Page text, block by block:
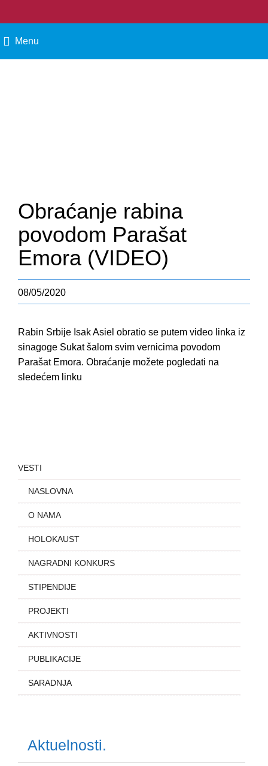
Menu
VESTI
NASLOVNA
O NAMA
HOLOKAUST
NAGRADNI KONKURS
STIPENDIJE
PROJEKTI
AKTIVNOSTI
PUBLIKACIJE
SARADNJA
Aktuelnosti.
Obraćanje rabina
povodom Parašat
Emora (VIDEO)
08/05/2020
Rabin Srbije Isak Asiel obratio se putem video linka iz
sinagoge Sukat šalom svim vernicima povodom
Parašat Emora. Obraćanje možete pogledati na
sledećem linku